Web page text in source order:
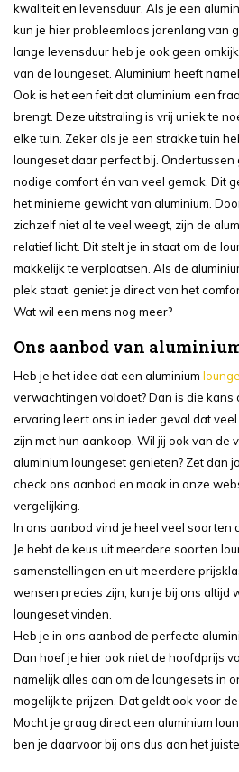
kwaliteit en levensduur. Als je een
kun je hier probleemloos jarenlang van
lange levensduur heb je ook geen
van de loungeset. Aluminium heeft
Ook is het een feit dat aluminium een
brengt. Deze uitstraling is vrij uniek te
elke tuin. Zeker als je een strakke tuin
loungeset daar perfect bij. Ondertussen
nodige comfort én van veel gemak. Dit
het minieme gewicht van aluminium.
zichzelf niet al te veel weegt, zijn de
relatief licht. Dit stelt je in staat om de
makkelijk te verplaatsen. Als de
plek staat, geniet je direct van het
Wat wil een mens nog meer?
Ons aanbod van
Heb je het idee dat een aluminium
verwachtingen voldoet? Dan is die kans
ervaring leert ons in ieder geval dat
zijn met hun aankoop. Wil jij ook van de
aluminium loungeset genieten? Zet dan
check ons aanbod en maak in onze
vergelijking.
In ons aanbod vind je heel veel soorten
Je hebt de keus uit meerdere soorten
samenstellingen en uit meerdere
wensen precies zijn, kun je bij ons altijd
loungeset vinden.
Heb je in ons aanbod de perfecte
Dan hoef je hier ook niet de hoofdprijs
namelijk alles aan om de loungesets in
mogelijk te prijzen. Dat geldt ook voor
Mocht je graag direct een aluminium
ben je daarvoor bij ons dus aan het